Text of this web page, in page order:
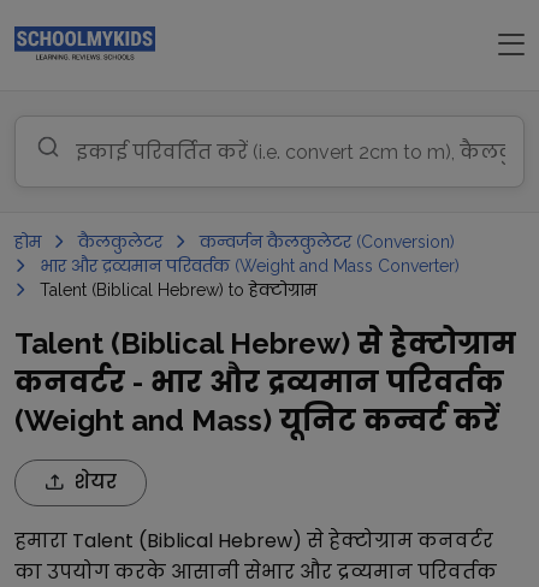
होम कैलकुलेटर
कन्वर्जन कैलकुलेटर (Conversion)
भार और द्रव्यमान परिवर्तक (Weight and Mass Converter)
Talent (Biblical Hebrew) to हेक्टोग्राम
Talent (Biblical Hebrew) से हेक्टोग्राम
कनवर्टर - भार और द्रव्यमान परिवर्तक
(Weight and Mass) यूनिट कन्वर्ट करें
शेयर
हमारा Talent (Biblical Hebrew) सेहेक्टोग्रामकनवर्टर
का उपयोग करके आसानी सेभार और द्रव्यमान परिवर्तक